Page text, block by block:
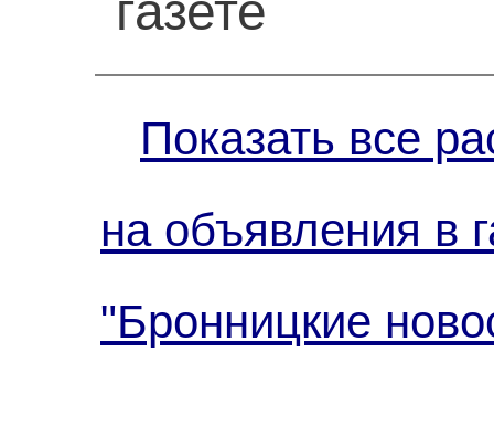
Показать все
на объявления в
"Бронницкие